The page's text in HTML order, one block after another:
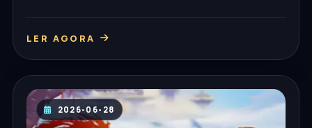
LER AGORA
2026-06-28